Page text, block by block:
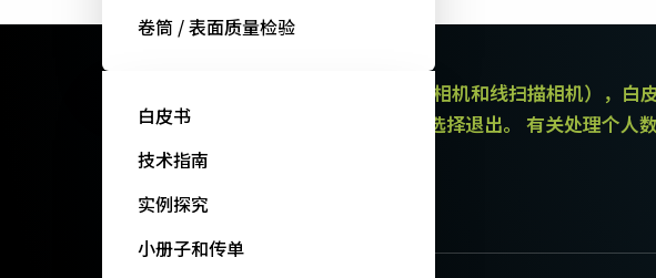
单传感器
单色CMOS
分辨率和超
三线
对于不
精确度
波红外了尖端
卷筒 / 表面质量检验
白皮书
技术指南
实例探究
小册子和传单
JAI的电子通讯提供有关产品（区域扫描相机和线扫描相机），
通讯都包含取消订阅链接。 您可以随时选择退出。 有关处理个
政策。